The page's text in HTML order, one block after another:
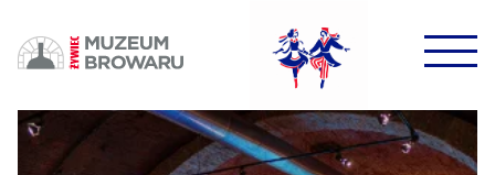
DOWODZIKI DO KONTROLI!